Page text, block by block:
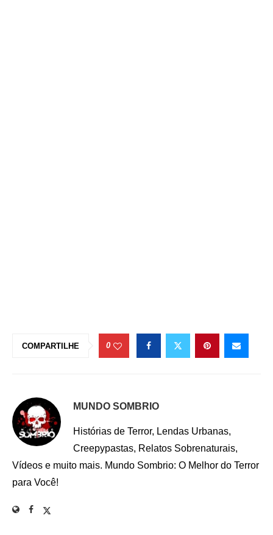
COMPARTILHE 0
MUNDO SOMBRIO
Histórias de Terror, Lendas Urbanas,
Creepypastas, Relatos Sobrenaturais,
Vídeos e muito mais. Mundo Sombrio: O Melhor do Terror
para Você!